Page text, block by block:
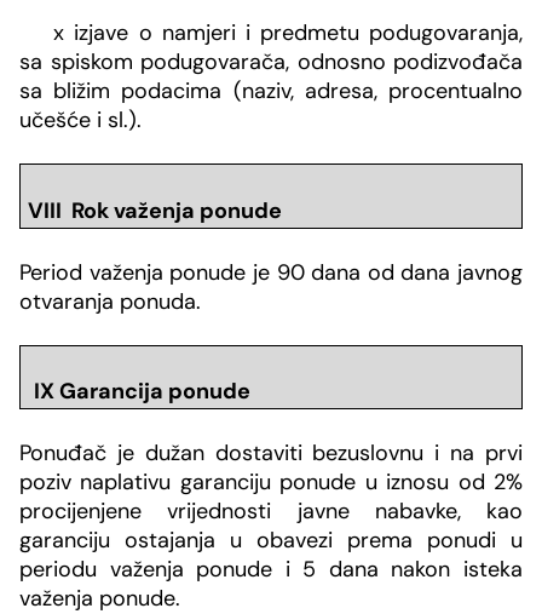
x izjave o namjeri i predmetu podugovaranja,
sa spiskom podugovarača, odnosno podizvođača
sa bližim podacima (naziv, adresa, procentualno
učešće i sl.).
VIII Rok važenja ponude
Period važenja ponude je 90 dana od dana javnog
otvaranja ponuda.
IX Garancija ponude
Ponuđač je dužan dostaviti bezuslovnu i na prvi
poziv naplativu garanciju ponude u iznosu od 2%
procijenjene vrijednosti javne nabavke, kao
garanciju ostajanja u obavezi prema ponudi u
periodu važenja ponude i 5 dana nakon isteka
važenja ponude.